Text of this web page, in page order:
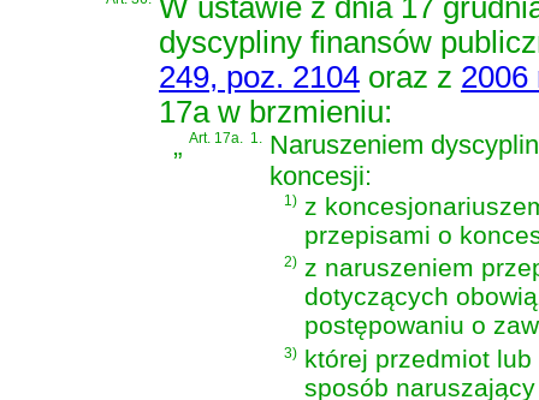
W ustawie z dnia 17
dyscypliny finansów
249, poz. 2104 oraz z 2006
17a w brzmieniu:
„Art. 17a. 1.
Naruszeniem
koncesji:
1) z
przepisami o
2) z naruszeniem
dotyczących
postępowaniu o
3) której przedmiot lub
sposób